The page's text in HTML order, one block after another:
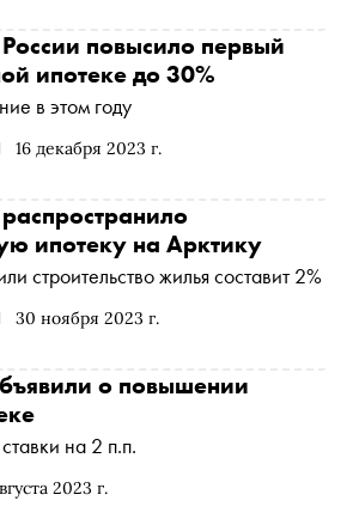
16 декабря 2023 г.
повысило первый
ипотеке до 30%
в этом году
30 ноября 2023 г.
ипотеку на Арктику
строительство жилья составит 2%
2023 г.
о повышении
на 2 п.п.